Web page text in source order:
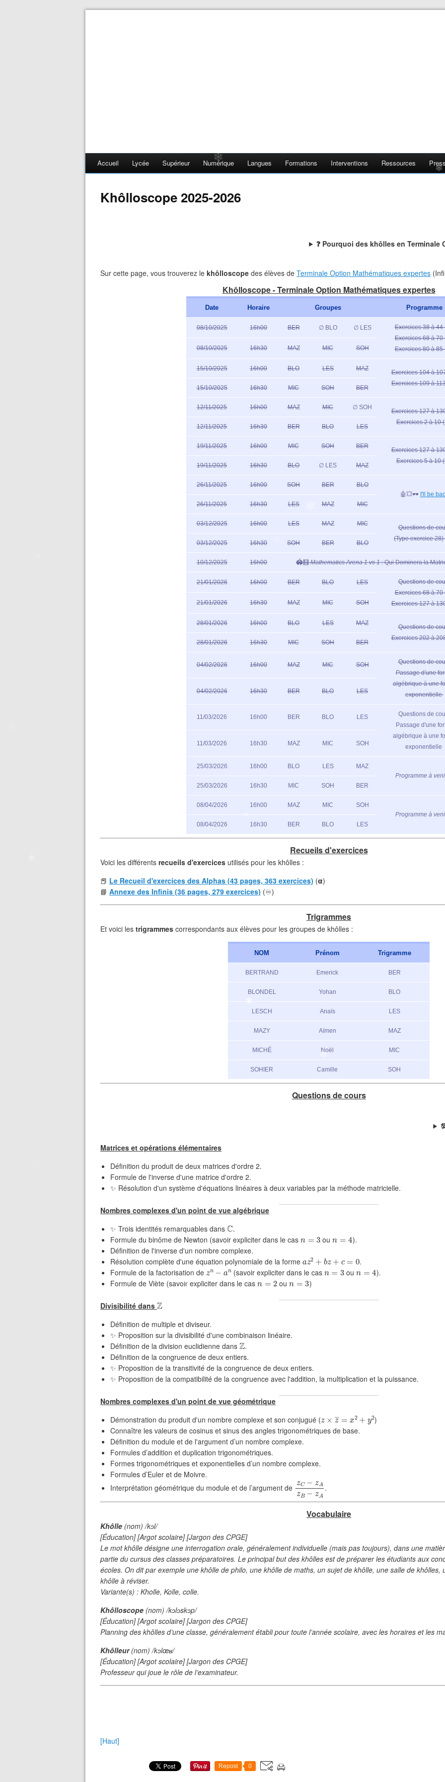
❄
❄
❄
❄
❄
Accueil Lycée Supérieur Numérique Langues Formations Interventions Ressources
Khôlloscope 2025-2026
❓ Pourquoi des khôlles en
Sur cette page, vous trouverez le khôlloscope des élèves de Terminale Option Mathématiques expertes
Khôlloscope - Terminale Option Mathématiques expertes
Date Horaire Groupes Programme
08/10/2025 16h00 BER ∅ BLO ∅ LES
Exercices 38 à
Exercices 68 à
Exercices 80 à
08/10/2025 16h30 MAZ MIC SOH
15/10/2025 16h00 BLO LES MAZ
Exercices 104 à
Exercices 109 à
15/10/2025 16h30 MIC SOH BER
12/11/2025 16h00 MAZ MIC ∅ SOH
Exercices 127 à
Exercices 2 à 10
12/11/2025 16h30 BER BLO LES
19/11/2025 16h00 MIC SOH BER
Exercices 127 à
Exercices 5 à 10
19/11/2025 16h30 BLO ∅ LES MAZ
26/11/2025 16h00 SOH BER
BLO
🤖💥🕶️ I'll be
26/11/2025
16h30 LES MAZ MIC
03/12/2025 16h00 LES MAZ MIC
Questions de
(Type exercice
03/12/2025 16h30 SOH BER BLO
10/12/2025 16h00 🏟️🧮Mathematics Arena 1 vs 1: Qui Dominera la
21/01/2026 16h00 BER BLO LES
Questions de
Exercices 68 à
Exercices 127 à
21/01/2026 16h30 MAZ MIC SOH
28/01/2026 16h00 BLO LES MAZ
Questions de
Exercices 202 à
28/01/2026 16h30 MIC SOH BER
04/02/2026 16h00 MAZ MIC SOH
Questions de
Passage d'une
algébrique à une
exponentielle
04/02/2026 16h30 BER BLO LES
11/03/2026 16h00 BER BLO LES
Questions de
Passage d'une
algébrique à une
exponentielle
11/03/2026 16h30 MAZ MIC SOH
25/03/2026 16h00 BLO LES
MAZ
Programme à
25/03/2026
16h30 MIC SOH BER
08/04/2026 16h00 MAZ MIC
SOH
Programme à
08/04/2026
16h30 BER BLO LES
Recueils d'exercices
Voici les différents recueils d'exercices utilisés pour les khôlles :
📕 Le Recueil d'exercices des Alphas (43 pages, 363 exercices) (𝝰)
📘 Annexe des Infinis (36 pages, 279 exercices) (♾️)
Trigrammes
Et voici les trigrammes correspondants aux élèves pour les groupes de khôlles :
NOM Prénom Trigramme
BERTRAND Emerick BER
BLONDEL Yohan BLO
LESCH Anaïs LES
MAZY Aïmen MAZ
MICHÉ Noël MIC
SOHIER Camille SOH
Questions de cours
Matrices et opérations élémentaires
Définition du produit de deux matrices d'ordre 2.
Formule de l'inverse d'une matrice d'ordre 2.
✨ Résolution d'un système d'équations linéaires à deux variables par la méthode matricielle.
Nombres complexes d'un point de vue algébrique
✨ Trois identités remarquables dans C.
Formule du binôme de Newton (savoir expliciter dans le cas
ou
).
Définition de l'inverse d'un nombre complexe.
Résolution complète d'une équation polynomiale de la forme
z2 bz
.
Formule de la factorisation de zn−a n (savoir expliciter dans le casn=3 oun=
).
Formule de Viète (savoir expliciter dans le cas n=2 oun=3 )
Divisibilité dans Z
Définition de multiple et diviseur.
✨ Proposition sur la divisibilité d'une combinaison linéaire.
Définition de la division euclidienne dans Z.
Définition de la congruence de deux entiers.
✨ Proposition de la transitivité de la congruence de deux entiers.
✨ Proposition de la compatibilité de la congruence avec l'addition, la multiplication et la puissance.
Nombres complexes d'un point de vue géométrique
Démonstration du produit d'un nombre complexe et son conjugué (
2+
)
Connaître les valeurs de cosinus et sinus des angles trigonométriques de base.
Définition du module et de l'argument d’un nombre complexe.
Formules d’addition et duplication trigonométriques.
Formes trigonométriques et exponentielles d’un nombre complexe.
Formules d’Euler et de Moivre.
Interprétation géométrique du module et de l’argument de zC−z Az .
Vocabulaire
Khôlle (nom)/kɔl/
[Éducation] [Argot scolaire] [Jargon des CPGE]
Le motkhôlle désigne une interrogation orale, généralement individuelle (mais pas toujours), dans une
partie du cursus des classes préparatoires. Le principal but des khôlles est de préparer les étudiants aux
écoles. On dit par exemple une khôlle de philo, une khôlle de maths, un sujet de khôlle, une salle de khôlles,
khôlle à réviser.
Variante(s) : Kholle, Kolle, colle.
Khôlloscope (nom)/kɔlɔskɔp/
[Éducation] [Argot scolaire] [Jargon des CPGE]
Planning des khôlles d’une classe, généralement établi pour toute l’année scolaire, avec les horaires et les
Khôlleur(nom)/kɔlœʁ/
[Éducation] [Argot scolaire] [Jargon des CPGE]
Professeur qui joue le rôle de l’examinateur.
[Haut]
Repost 0